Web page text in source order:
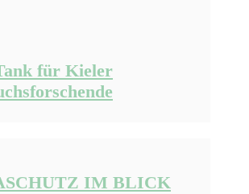
für Kieler
IM BLICK